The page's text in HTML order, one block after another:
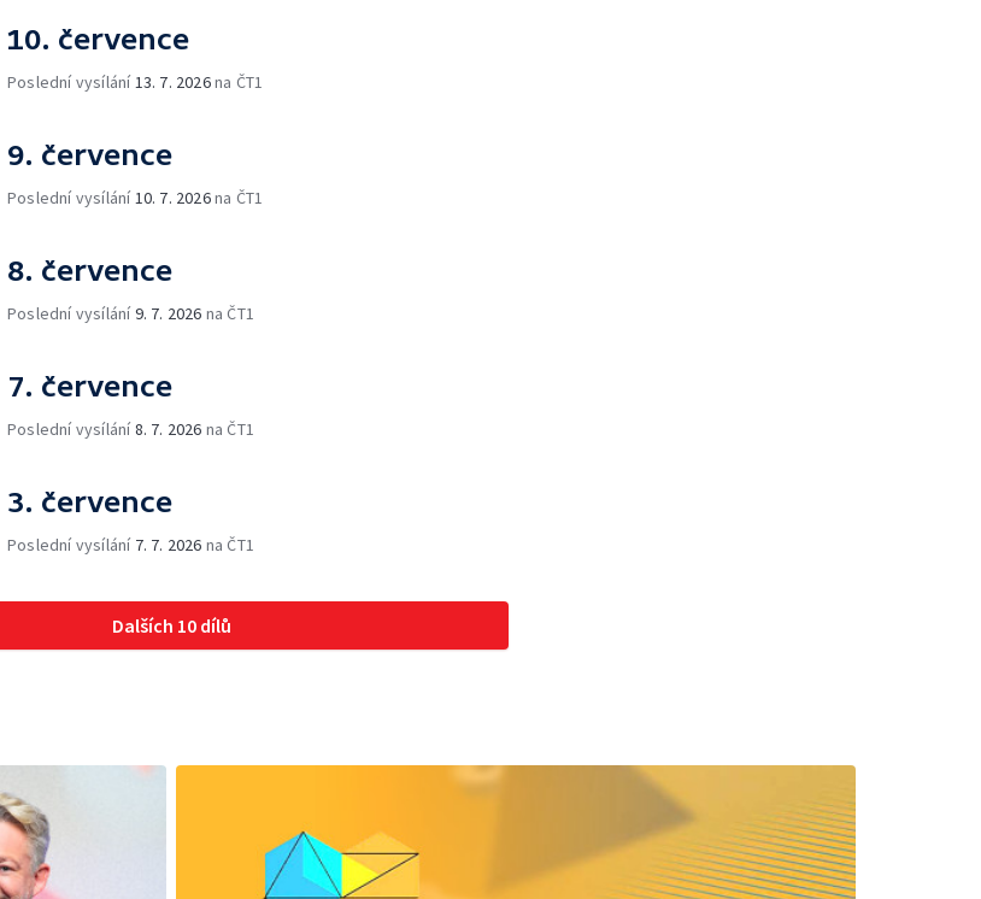
10. července
Poslední vysílání 13. 7. 2026na ČT1
9. července
Poslední vysílání 10. 7. 2026na ČT1
8. července
Poslední vysílání9. 7. 2026 na ČT1
7. července
Poslední vysílání8. 7. 2026 na ČT1
3. července
Poslední vysílání 7. 7. 2026 na ČT1
Dalších 10 dílů